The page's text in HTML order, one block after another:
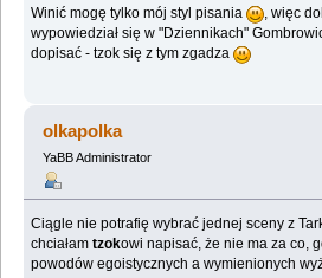
Winić mogę tylko mój styl pisania
, więc
wypowiedział się w "Dziennikach"
dopisać - tzok się z tym zgadza
olkapolka
YaBB Administrator
Ciągle nie potrafię wybrać jednej sceny z
chciałamtzokowi napisać, że nie ma za co,
powodów egoistycznych a wymienionych